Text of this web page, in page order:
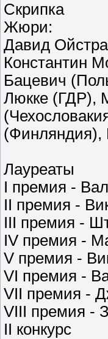
Скрипка
Жюри:
Давид
Константин
Бацевич
Люкке (ГДР),
Лауреаты
I премия -
II премия -
III премия -
IV премия -
V премия -
VI премия -
VII премия -
VIII премия -
II конкурс